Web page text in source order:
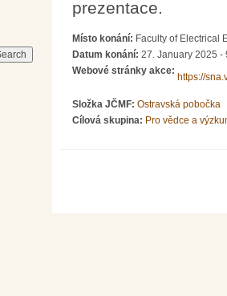
prezentace.
Místo konání: Faculty of Electrical
Datum konání: 27. January 2025 -
Webové stránky akce:
https://
Složka JČMF: Ostravská pobočka
Cílová skupina: Pro vědce a